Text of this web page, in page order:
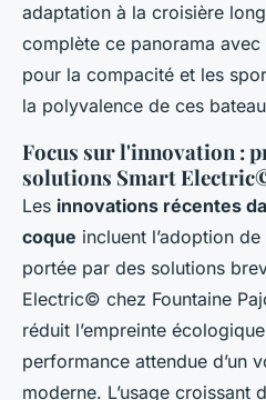
adaptation à la croisière
complète ce panorama
pour la compacité et les
la polyvalence de ces
Focus sur l'innovation :
solutions Smart
Les innovations récentes
coque incluent l’adoption
portée par des solutions
Electric© chez Fountaine
réduit l’empreinte
performance attendue d’un
moderne. L’usage croissant